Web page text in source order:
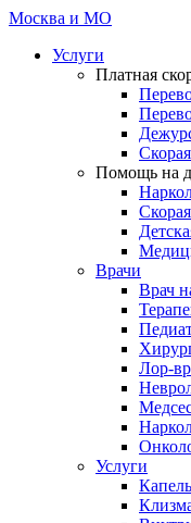
Неотложка 24
Москва и МО
Услуги
Платная
Помощь на
Врачи
Врач
Лор-
Услуги